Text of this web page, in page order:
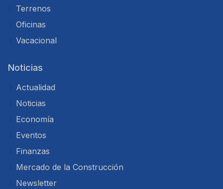
Terrenos
Oficinas
Vacacional
Noticias
Actualidad
Noticias
Economía
Eventos
Finanzas
Mercado de la Construcción
Newsletter